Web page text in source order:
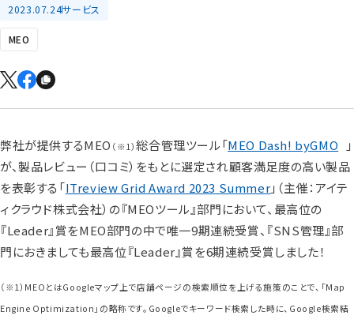
2023.07.24サービス
MEO
弊社が提供するMEO （※1）総合管理ツール「MEO Dash! byGMO
」
が、製品レビュー（口コミ）をもとに選定され顧客満足度の高い製品
を表彰する「ITreview Grid Award 2023 Summer」（主催：アイテ
ィクラウド株式会社）の『MEOツール』部門において、最高位の
『Leader』賞をMEO部門の中で唯一9期連続受賞、『SNS管理』部
門におきましても最高位『Leader』賞を6期連続受賞しました！
（※1）MEOとはGoogleマップ上で店舗ページの検索順位を上げる施策のことで、「Map
Engine Optimization」の略称です。Googleでキーワード検索した時に、Google検索結